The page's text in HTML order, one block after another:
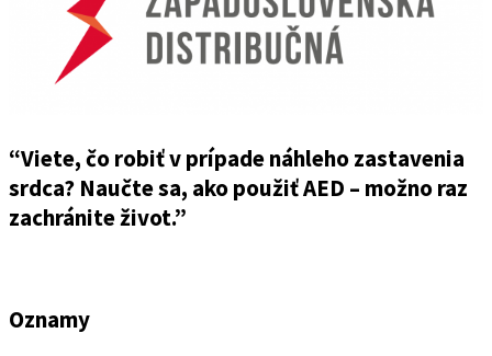
“Viete, čo robiť v prípade náhleho zastavenia
srdca? Naučte sa, ako použiť AED – možno raz
zachránite život.”
Oznamy